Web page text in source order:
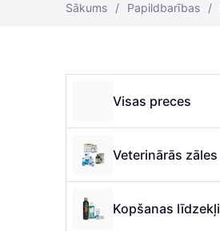
Sākums / Papildbarības /
Visas preces
Veterinārās zāles
Kopšanas līdzekļi